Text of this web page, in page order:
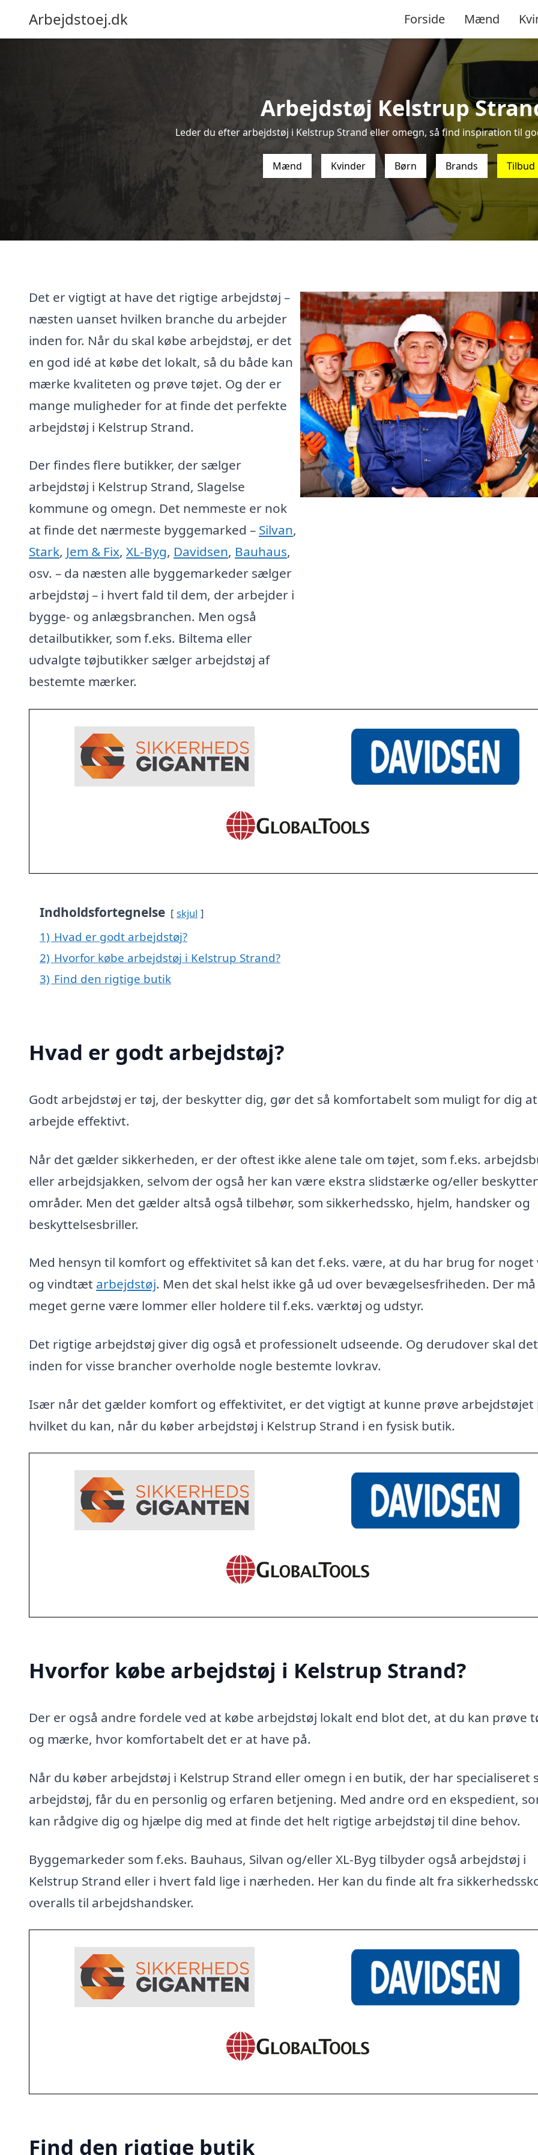
Arbejdstoej.dk Forside Mænd
Arbejdstøj Kelstrup
Leder du efter arbejdstøj i Kelstrup Strand eller omegn, så find inspiration til
Mænd Kvinder Børn Brands Tilbud
Det er vigtigt at have det rigtige arbejdstøj –
næsten uanset hvilken branche du arbejder
inden for. Når du skal købe arbejdstøj, er det
en god idé at købe det lokalt, så du både kan
mærke kvaliteten og prøve tøjet. Og der er
mange muligheder for at finde det perfekte
arbejdstøj i Kelstrup Strand.
Der findes flere butikker, der sælger
arbejdstøj i Kelstrup Strand, Slagelse
kommune og omegn. Det nemmeste er nok
at finde det nærmeste byggemarked – Silvan,
Stark, Jem & Fix, XL-Byg, Davidsen, Bauhaus,
osv. – da næsten alle byggemarkeder sælger
arbejdstøj – i hvert fald til dem, der arbejder i
bygge- og anlægsbranchen. Men også
detailbutikker, som f.eks. Biltema eller
udvalgte tøjbutikker sælger arbejdstøj af
bestemte mærker.
Indholdsfortegnelse skjul
1) Hvad er godt arbejdstøj?
2) Hvorfor købe arbejdstøj i Kelstrup Strand?
3) Find den rigtige butik
Hvad er godt arbejdstøj?
Godt arbejdstøj er tøj, der beskytter dig, gør det så komfortabelt som muligt for dig at
arbejde effektivt.
Når det gælder sikkerheden, er der oftest ikke alene tale om tøjet, som f.eks.
eller arbejdsjakken, selvom der også her kan være ekstra slidstærke og/eller
områder. Men det gælder altså også tilbehør, som sikkerhedssko, hjelm, handsker og
beskyttelsesbriller.
Med hensyn til komfort og effektivitet så kan det f.eks. være, at du har brug for noget
og vindtæt arbejdstøj. Men det skal helst ikke gå ud over bevægelsesfriheden. Der
meget gerne være lommer eller holdere til f.eks. værktøj og udstyr.
Det rigtige arbejdstøj giver dig også et professionelt udseende. Og derudover skal det
inden for visse brancher overholde nogle bestemte lovkrav.
Især når det gælder komfort og effektivitet, er det vigtigt at kunne prøve arbejdstøjet
hvilket du kan, når du køber arbejdstøj i Kelstrup Strand i en fysisk butik.
Hvorfor købe arbejdstøj i Kelstrup Strand?
Der er også andre fordele ved at købe arbejdstøj lokalt end blot det, at du kan prøve
og mærke, hvor komfortabelt det er at have på.
Når du køber arbejdstøj i Kelstrup Strand eller omegn i en butik, der har specialiseret
arbejdstøj, får du en personlig og erfaren betjening. Med andre ord en ekspedient,
kan rådgive dig og hjælpe dig med at finde det helt rigtige arbejdstøj til dine behov.
Byggemarkeder som f.eks. Bauhaus, Silvan og/eller XL-Byg tilbyder også arbejdstøj i
Kelstrup Strand eller i hvert fald lige i nærheden. Her kan du finde alt fra
overalls til arbejdshandsker.
Find den rigtige butik